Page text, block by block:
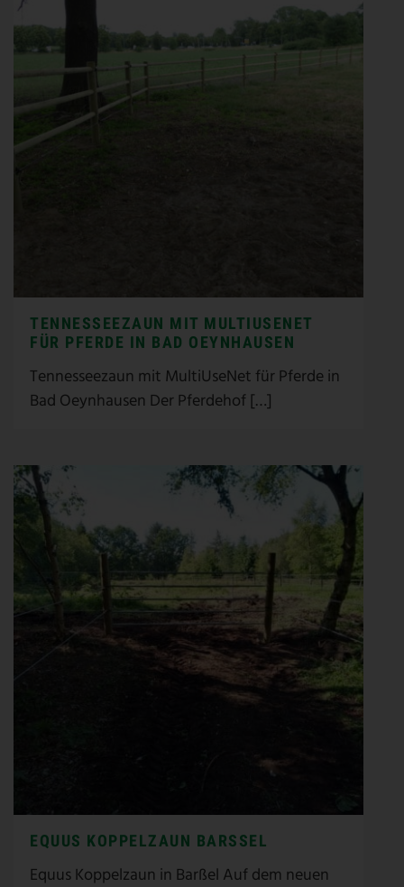
TENNESSEEZAUN MIT MULTIUSENET
FÜR PFERDE IN BAD OEYNHAUSEN
Tennesseezaun mit MultiUseNet für Pferde in
Bad Oeynhausen Der Pferdehof […]
EQUUS KOPPELZAUN BARSSEL
Equus Koppelzaun in Barßel Auf dem neuen